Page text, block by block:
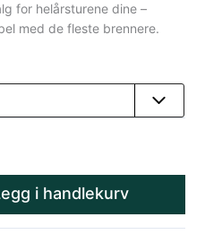
for helårsturene dine –
med de fleste brennere.
i handlekurv